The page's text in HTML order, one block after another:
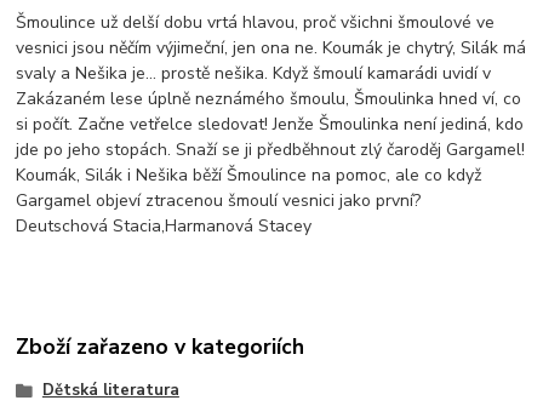
Šmoulince už delší dobu vrtá hlavou, proč všichni šmoulové ve
vesnici jsou něčím výjimeční, jen ona ne. Koumák je chytrý, Silák má
svaly a Nešika je… prostě nešika. Když šmoulí kamarádi uvidí v
Zakázaném lese úplně neznámého šmoulu, Šmoulinka hned ví, co
si počít. Začne vetřelce sledovat! Jenže Šmoulinka není jediná, kdo
jde po jeho stopách. Snaží se ji předběhnout zlý čaroděj Gargamel!
Koumák, Silák i Nešika běží Šmoulince na pomoc, ale co když
Gargamel objeví ztracenou šmoulí vesnici jako první?
Deutschová Stacia,Harmanová Stacey
Zboží zařazeno v kategoriích
Dětská literatura